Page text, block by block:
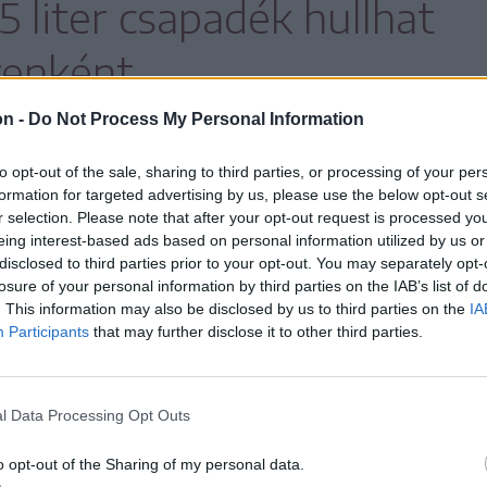
- Do Not Process My Personal Information
opt-out of the sale, sharing to third parties, or processing of your
for targeted advertising by us, please use the below opt-out
selection. Please note that after your opt-out request is processed
interest-based ads based on personal information utilized by us
to third parties prior to your opt-out. You may separately
of your personal information by third parties on the IAB’s list of
This information may also be disclosed by us to third parties on the
Participants that may further disclose it to other third parties.
Data Processing Opt Outs
opt-out of the Sharing of my personal data.
liter csapadék hullhat
is felhívták a figyelmet, hogy kedden
instabil időjárási jelenségek helyenként
de Dobrudzsában, valamint
is.
sárga riasztás lép életbe, és az ország
a figyelmeztetés. A szél sebessége
helyenként pedig a 80 kilométer/órát is
Emellett